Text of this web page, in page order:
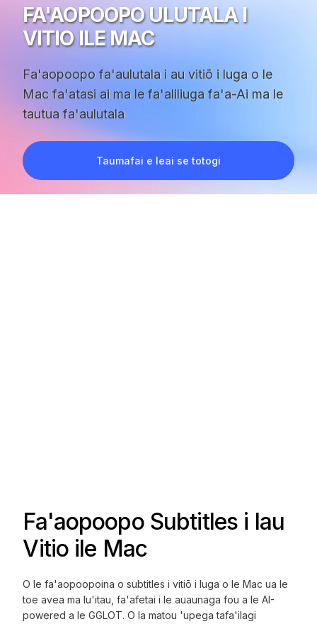
FA'AOPOOPO ULUTALA I
VITIO ILE MAC
Fa'aopoopo fa'aulutala i au vitiō i luga o le
Mac fa'atasi ai ma le fa'aliliuga fa'a-Ai ma le
tautua fa'aulutala
Taumafai e leai se totogi
Fa'aopoopo Subtitles i lau
Vitio ile Mac
O le fa'aopoopoina o subtitles i vitiō i luga o le Mac ua le
toe avea ma lu'itau, fa'afetai i le auaunaga fou a le AI-
powered a le GGLOT. O la matou 'upega tafa'ilagi